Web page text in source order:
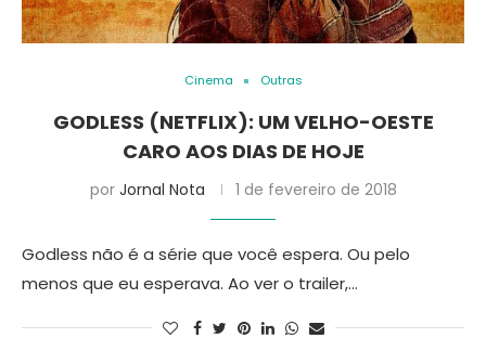
Cinema Outras
GODLESS (NETFLIX): UM VELHO-OESTE
CARO AOS DIAS DE HOJE
por Jornal Nota 1 de fevereiro de 2018
Godless não é a série que você espera. Ou pelo
menos que eu esperava. Ao ver o trailer,…